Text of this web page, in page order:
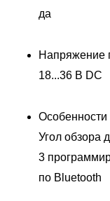
да
Напряжение
18...36 В DC
Особенности
Угол обзора
3
по Bluetooth